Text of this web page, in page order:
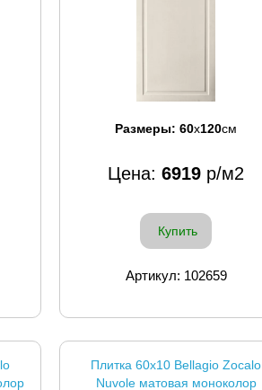
Размеры: 60x120см
Цена: 6919 р/м2
Купить
Артикул: 102659
Плитка 60x10 Bellagio Zocalo
Nuvole матовая моноколор